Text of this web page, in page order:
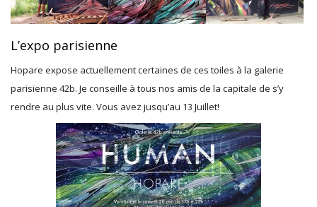
L’expo parisienne
Hopare expose actuellement certaines de ces toiles à la galerie
parisienne 42b. Je conseille à tous nos amis de la capitale de s’y
rendre au plus vite. Vous avez jusqu’au 13 Juillet!